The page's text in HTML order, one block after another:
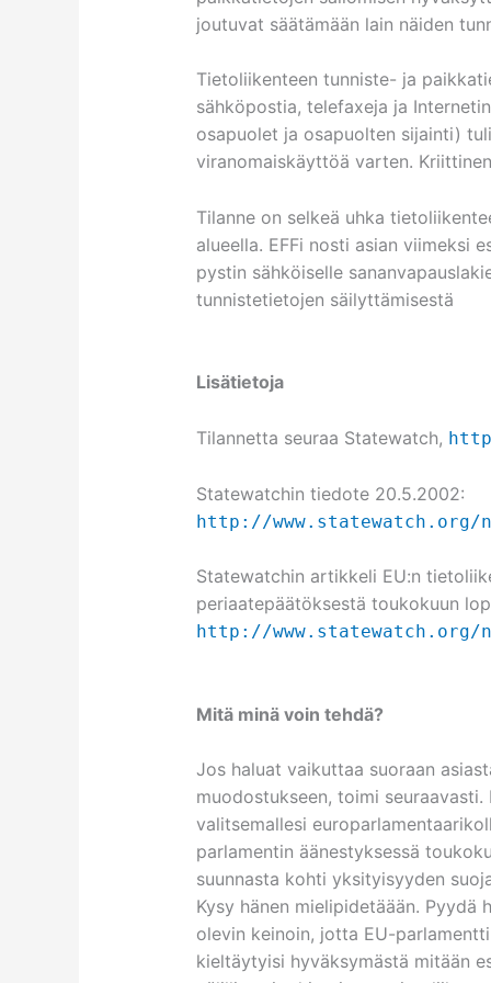
joutuvat säätämään lain näiden
Tietoliikenteen tunniste- ja
sähköpostia, telefaxeja ja
osapuolet ja osapuolten sijainti)
viranomaiskäyttöä varten.
Tilanne on selkeä uhka
alueella. EFFi nosti asian viimeksi
pystin sähköiselle
tunnistetietojen säilyttämisestä
Lisätietoja
Tilannetta seuraa Statewatch,
Statewatchin tiedote 20.5.2002:
http://www.statewatch.org/
Statewatchin artikkeli EU:n
periaatepäätöksestä toukokuun
http://www.statewatch.org/
Mitä minä voin tehdä?
Jos haluat vaikuttaa suoraan
muodostukseen, toimi
valitsemallesi
parlamentin äänestyksessä
suunnasta kohti yksityisyyden
Kysy hänen mielipidetäään. Pyydä
olevin keinoin, jotta EU-
kieltäytyisi hyväksymästä mitään